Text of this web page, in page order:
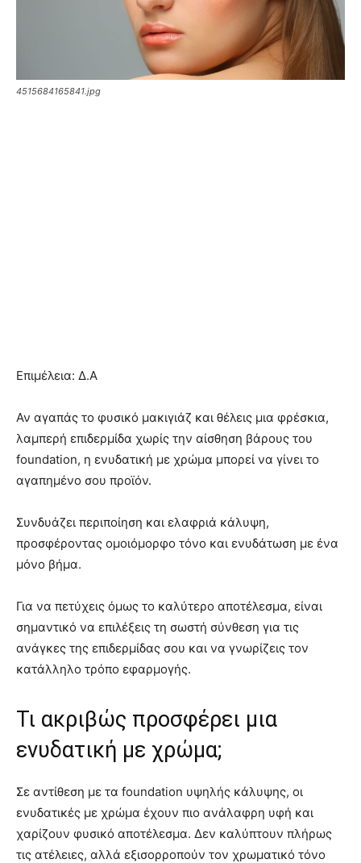
4515684165841.jpg
Επιμέλεια: Δ.Α
Αν αγαπάς το φυσικό μακιγιάζ και θέλεις μια φρέσκια,
λαμπερή επιδερμίδα χωρίς την αίσθηση βάρους του
foundation, η ενυδατική με χρώμα μπορεί να γίνει το
αγαπημένο σου προϊόν.
Συνδυάζει περιποίηση και ελαφριά κάλυψη,
προσφέροντας ομοιόμορφο τόνο και ενυδάτωση με ένα
μόνο βήμα.
Για να πετύχεις όμως το καλύτερο αποτέλεσμα, είναι
σημαντικό να επιλέξεις τη σωστή σύνθεση για τις
ανάγκες της επιδερμίδας σου και να γνωρίζεις τον
κατάλληλο τρόπο εφαρμογής.
Τι ακριβώς προσφέρει μια
ενυδατική με χρώμα;
Σε αντίθεση με τα foundation υψηλής κάλυψης, οι
ενυδατικές με χρώμα έχουν πιο ανάλαφρη υφή και
χαρίζουν φυσικό αποτέλεσμα. Δεν καλύπτουν πλήρως
τις ατέλειες, αλλά εξισορροπούν τον χρωματικό τόνο